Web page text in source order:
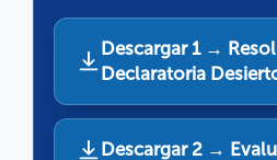
Descargar 1 →
Declaratoria
Descargar 2 →